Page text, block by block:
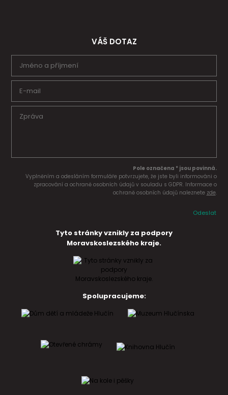
VÁŠ DOTAZ
Pole označena * jsou povinná.
Vyplněním a odesláním formuláře potvrzujete, že jste byli informováni o
zpracování a ochraně osobních údajů v souladu s GDPR. Informace o
ochraně osobních údajů naleznete zde.
Odeslat
Tyto stránky vznikly za podpory
Moravskoslezského kraje.
Spolupracujeme: